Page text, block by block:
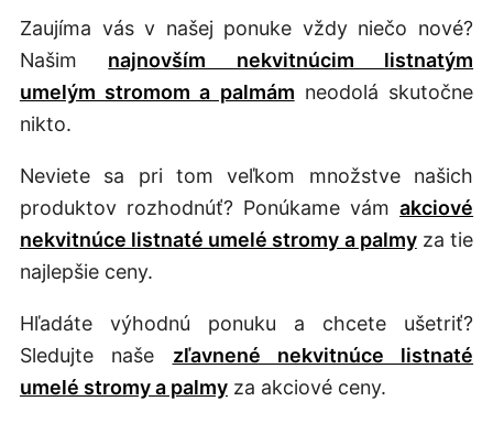
Zaujíma vás v našej ponuke vždy niečo nové?
Našim najnovším nekvitnúcim listnatým
umelým stromom a palmám neodolá skutočne
nikto.
Neviete sa pri tom veľkom množstve našich
produktov rozhodnúť? Ponúkame vámakciové
nekvitnúce listnaté umelé stromy a palmyza tie
najlepšie ceny.
Hľadáte výhodnú ponuku a chcete ušetriť?
Sledujte naše zľavnené nekvitnúce listnaté
umelé stromy a palmyza akciové ceny.